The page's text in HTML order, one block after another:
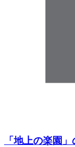
「地上の楽園